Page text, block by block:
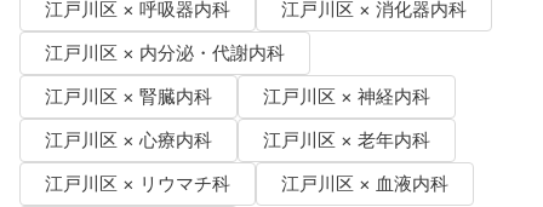
江戸川区 × 呼吸器内科
江戸川区 × 消化器内科
江戸川区 × 内分泌・代謝内科
江戸川区 × 腎臓内科
江戸川区 × 神経内科
江戸川区 × 心療内科
江戸川区 × 老年内科
江戸川区 × リウマチ科
江戸川区 × 血液内科